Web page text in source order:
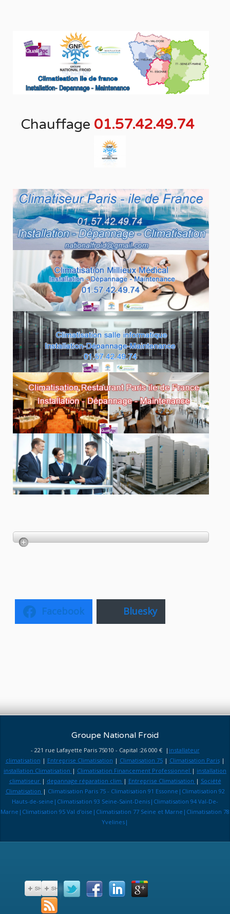
Chauffage 01.57.42.49.74
Facebook Bluesky
Groupe National Froid
- 221 rue Lafayette Paris 75010 - Capital :26 000 € | installateur
climatisation | Entreprise Climatisation | Climatisation 75| Climatisation Paris|
installation Climatisation | Climatisation Financement Professionnel | installation
climatiseur | depannage réparation clim | Entreprise Climatisation | Société
Climatisation | Climatisation Paris 75 - Climatisation 91 Essonne|Climatisation 92
Hauts-de-seine|Climatisation 93 Seine-Saint-Denis|Climatisation 94 Val-De-
Marne|Climatisation 95 Val d'oise|Climatisation 77 Seine et Marne|Climatisation 78
Yvelines|